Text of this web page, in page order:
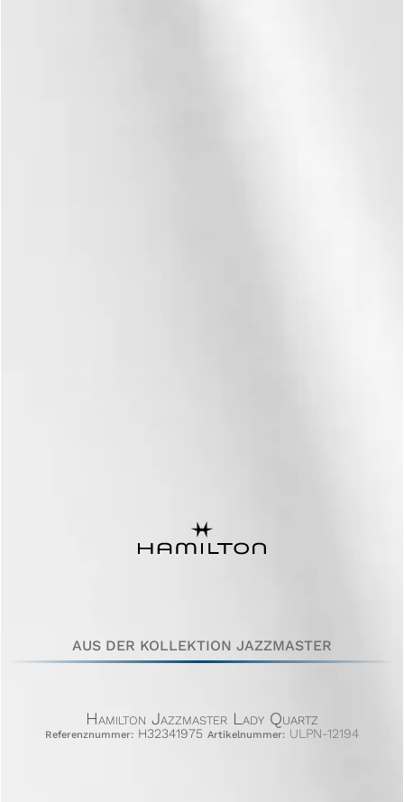
AUS DER KOLLEKTION JAZZMASTER
Hamilton Jazzmaster Lady Quartz
Referenznummer: H32341975 Artikelnummer: ULPN-12194